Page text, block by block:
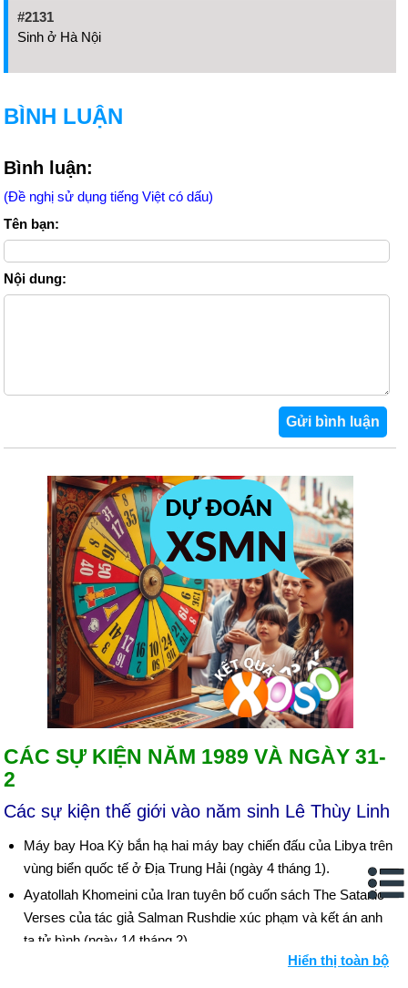
#2131
Sinh ở Hà Nội
BÌNH LUẬN
Bình luận:
(Đề nghị sử dụng tiếng Việt có dấu)
Tên bạn:
Nội dung:
CÁC SỰ KIỆN NĂM 1989 VÀ NGÀY 31-
2
Các sự kiện thế giới vào năm sinh Lê Thùy Linh
Máy bay Hoa Kỳ bắn hạ hai máy bay chiến đấu của Libya trên
vùng biển quốc tế ở Địa Trung Hải (ngày 4 tháng 1).
Ayatollah Khomeini của Iran tuyên bố cuốn sách The Satanic
Verses của tác giả Salman Rushdie xúc phạm và kết án anh
ta tử hình (ngày 14 tháng 2).
Hàng chục nghìn sinh viên Trung Quốc tiếp quản Quảng
Hiển thị toàn bộ